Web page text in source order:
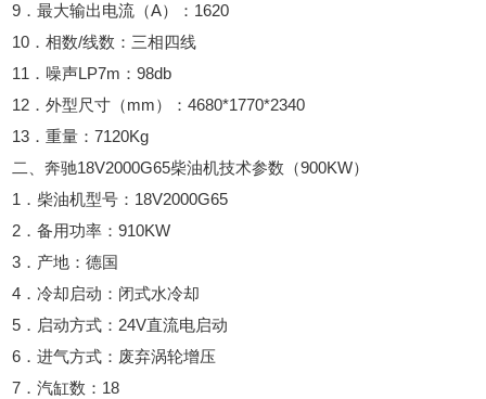
9．最大输出电流（A）：1620
10．相数/线数：三相四线
11．噪声LP7m：98db
12．外型尺寸（mm）：4680*1770*2340
13．重量：7120Kg
二、奔驰18V2000G65柴油机技术参数（900KW）
1．柴油机型号：18V2000G65
2．备用功率：910KW
3．产地：德国
4．冷却启动：闭式水冷却
5．启动方式：24V直流电启动
6．进气方式：废弃涡轮增压
7．汽缸数：18